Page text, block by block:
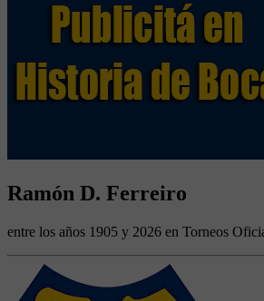
Ramón D. Ferreiro
entre los años 1905 y 2026 en Torneos